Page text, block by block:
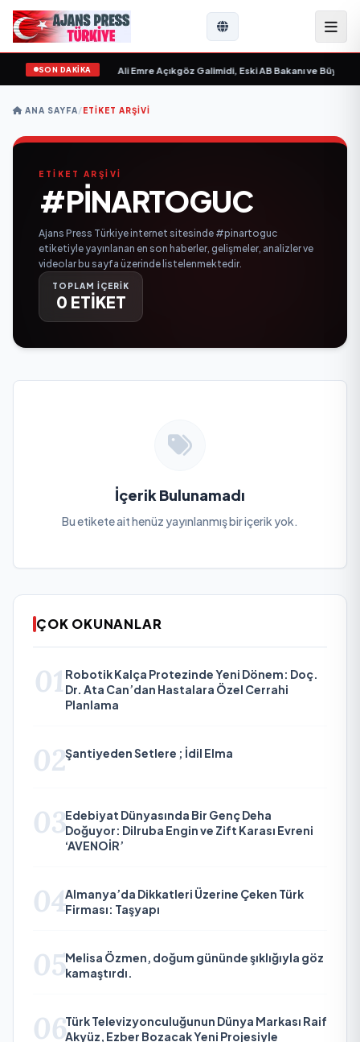
SON DAKİKA
“ yayımlandı Ali Emre Açıkgöz Galimidi, Eski AB Bakanı ve
ANA SAYFA/ETIKET ARŞIVI
ETİKET ARŞİVİ
#PINARTOGUC
Ajans Press Türkiye internet sitesinde #pinartoguc
etiketiyle yayınlanan en son haberler, gelişmeler, analizler ve
videolar bu sayfa üzerinde listelenmektedir.
TOPLAM İÇERİK
0 ETİKET
İçerik Bulunamadı
Bu etikete ait henüz yayınlanmış bir içerik yok.
ÇOK OKUNANLAR
01 Robotik Kalça Protezinde Yeni Dönem: Doç.
Dr. Ata Can’dan Hastalara Özel Cerrahi
Planlama
02Şantiyeden Setlere ; İdil Elma
03Edebiyat Dünyasında Bir Genç Deha
Doğuyor: Dilruba Engin ve Zift Karası Evreni
‘AVENOİR’
04Almanya’da Dikkatleri Üzerine Çeken Türk
Firması: Taşyapı
05Melisa Özmen, doğum gününde şıklığıyla göz
kamaştırdı.
06Türk Televizyonculuğunun Dünya Markası Raif
Akyüz, Ezber Bozacak Yeni Projesiyle